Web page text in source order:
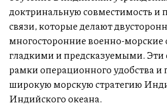
доктринальную совместимость и
связи, которые делают
многосторонние военно-морские
гладкими и предсказуемыми. Эти
рамки операционного удобства
широкую морскую стратегию
Индийского океана.